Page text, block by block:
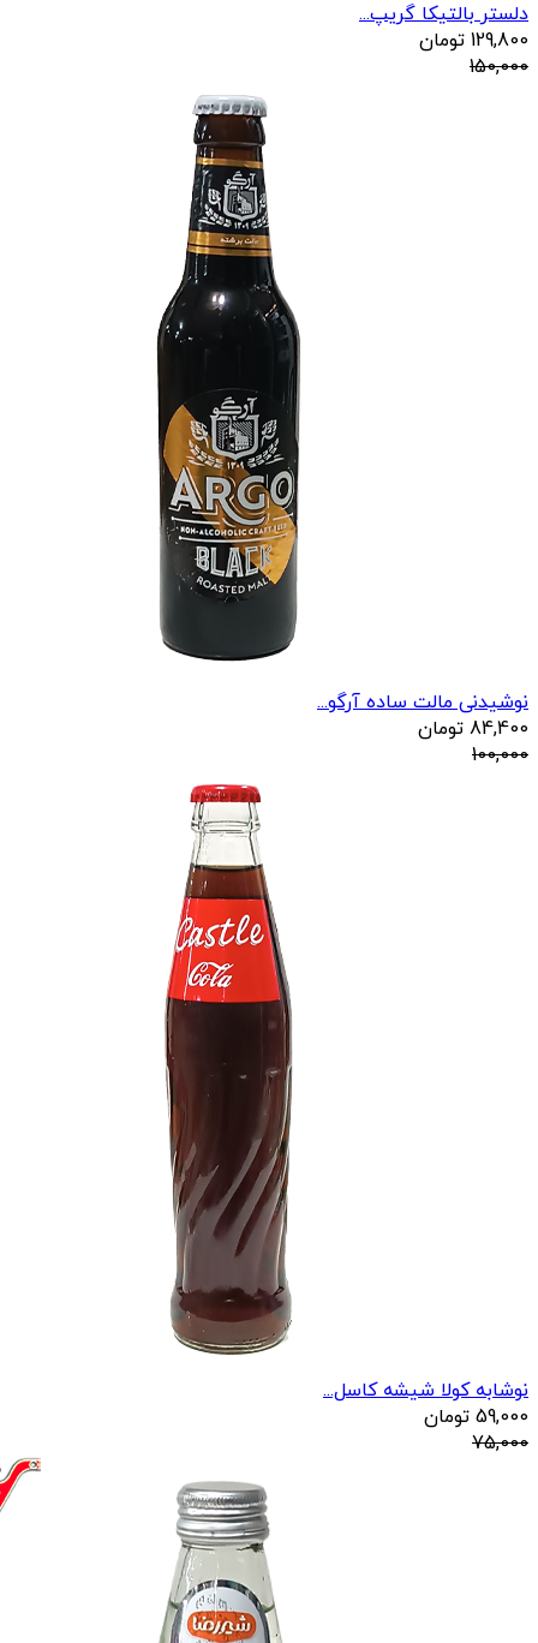
دلستر بالتیکا گریپ...
129,800 تومان
150,000
نوشیدنی مالت ساده آرگو...
84,400 تومان
100,000
نوشابه کولا شیشه کاسل...
59,000 تومان
75,000